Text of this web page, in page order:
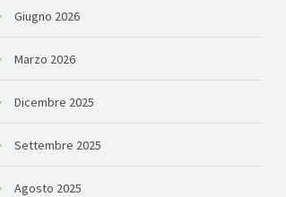
Giugno 2026
Marzo 2026
Dicembre 2025
Settembre 2025
Agosto 2025